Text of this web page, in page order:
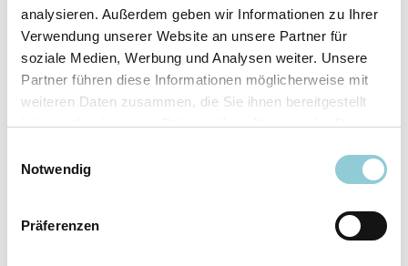
analysieren. Außerdem geben wir Informationen zu Ihrer
Verwendung unserer Website an unsere Partner für
soziale Medien, Werbung und Analysen weiter. Unsere
Partner führen diese Informationen möglicherweise mit
weiteren Daten zusammen, die Sie ihnen bereitgestellt
haben oder die sie im Rahmen Ihrer Nutzung der Dienste
Notwendig
Präferenzen
Ausstattungslinie
N Line
Verfügbar ab
sofort
Fahrzeugkategorie
SUV/​Geländewagen/​
Pickup
110 kW (150 PS)
Ausstattung